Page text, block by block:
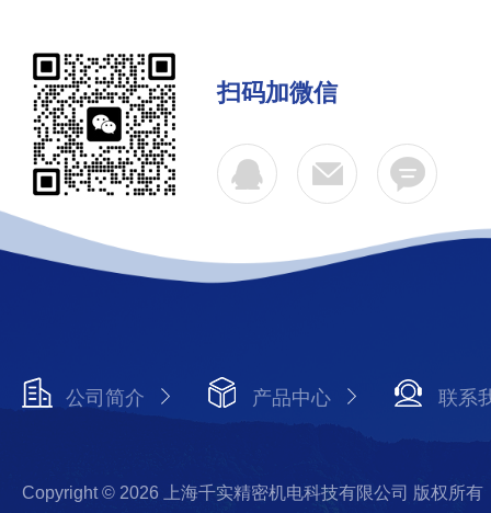
扫码加微信
公司简介 产品中心 联系
Copyright © 2026 上海千实精密机电科技有限公司 版权所有